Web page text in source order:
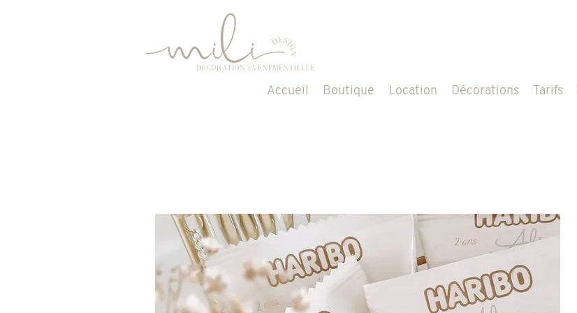
Accueil Boutique Location Décorations Tarifs